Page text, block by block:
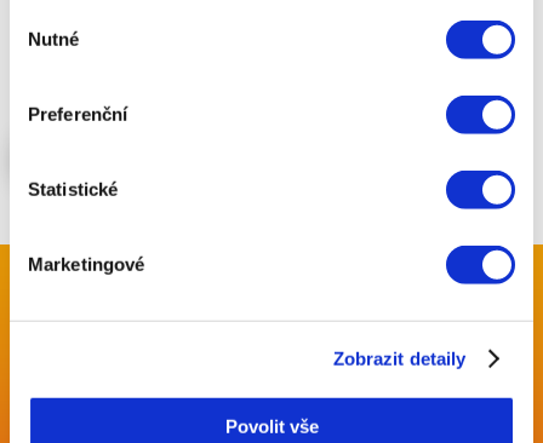
souhlasu
Nutné
Preferenční
Statistické
Marketingové
Zobrazit detaily
Povolit vše
jen chcete.
Online Žádost o
půjčku